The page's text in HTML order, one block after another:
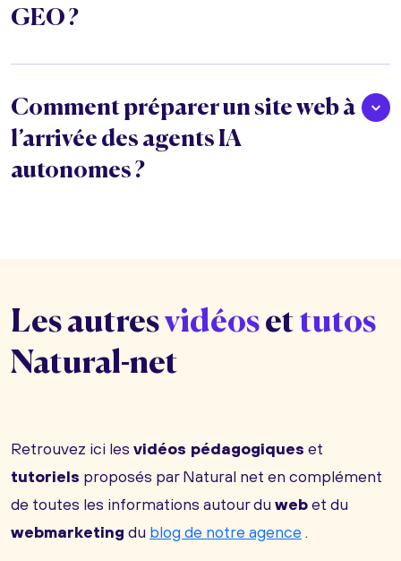
GEO ?
Comment préparer un site web à
l’arrivée des agents IA
autonomes ?
Les autresvidéosettutos
Natural-net
Retrouvez ici les vidéos pédagogiques et
tutoriels proposés par Natural net en complément
de toutes les informations autour du webet du
webmarketing du blog de notre agence .